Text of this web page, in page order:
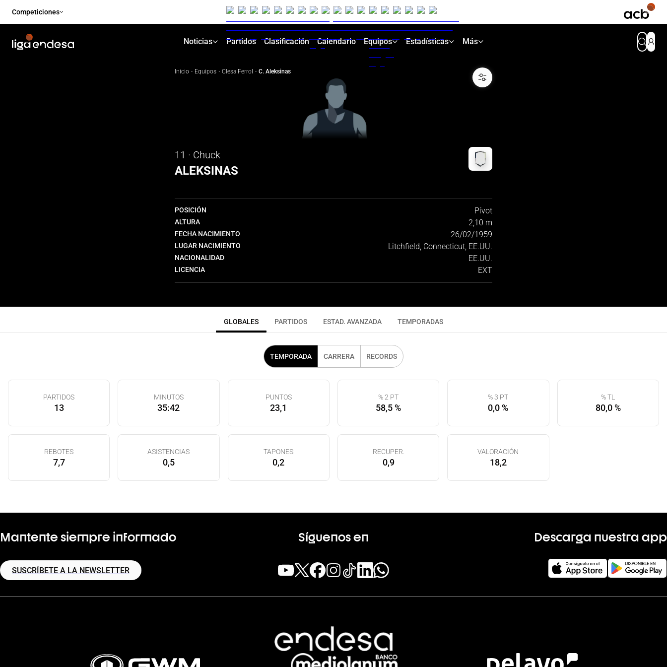
Competiciones
Noticias Partidos Clasificación Calendario Equipos Estadísticas Más
Inicio · Equipos · Clesa Ferrol · C. Aleksinas
11 · Chuck
ALEKSINAS
POSICIÓN Pívot
ALTURA 2,10 m
FECHA NACIMIENTO 26/02/1959
LUGAR NACIMIENTO Litchfield, Connecticut, EE.UU.
NACIONALIDAD EE.UU.
LICENCIA EXT
GLOBALES PARTIDOS ESTAD. AVANZADA TEMPORADAS
TEMPORADA CARRERA RECORDS
PARTIDOS
13
MINUTOS
35:42
PUNTOS
23,1
% 2 PT
58,5 %
% 3 PT
0,0 %
% TL
80,0 %
REBOTES
7,7
ASISTENCIAS
0,5
TAPONES
0,2
RECUPER.
0,9
VALORACIÓN
18,2
Mantente siempre informado
SUSCRÍBETE A LA NEWSLETTER
Síguenos en Descarga nuestra app